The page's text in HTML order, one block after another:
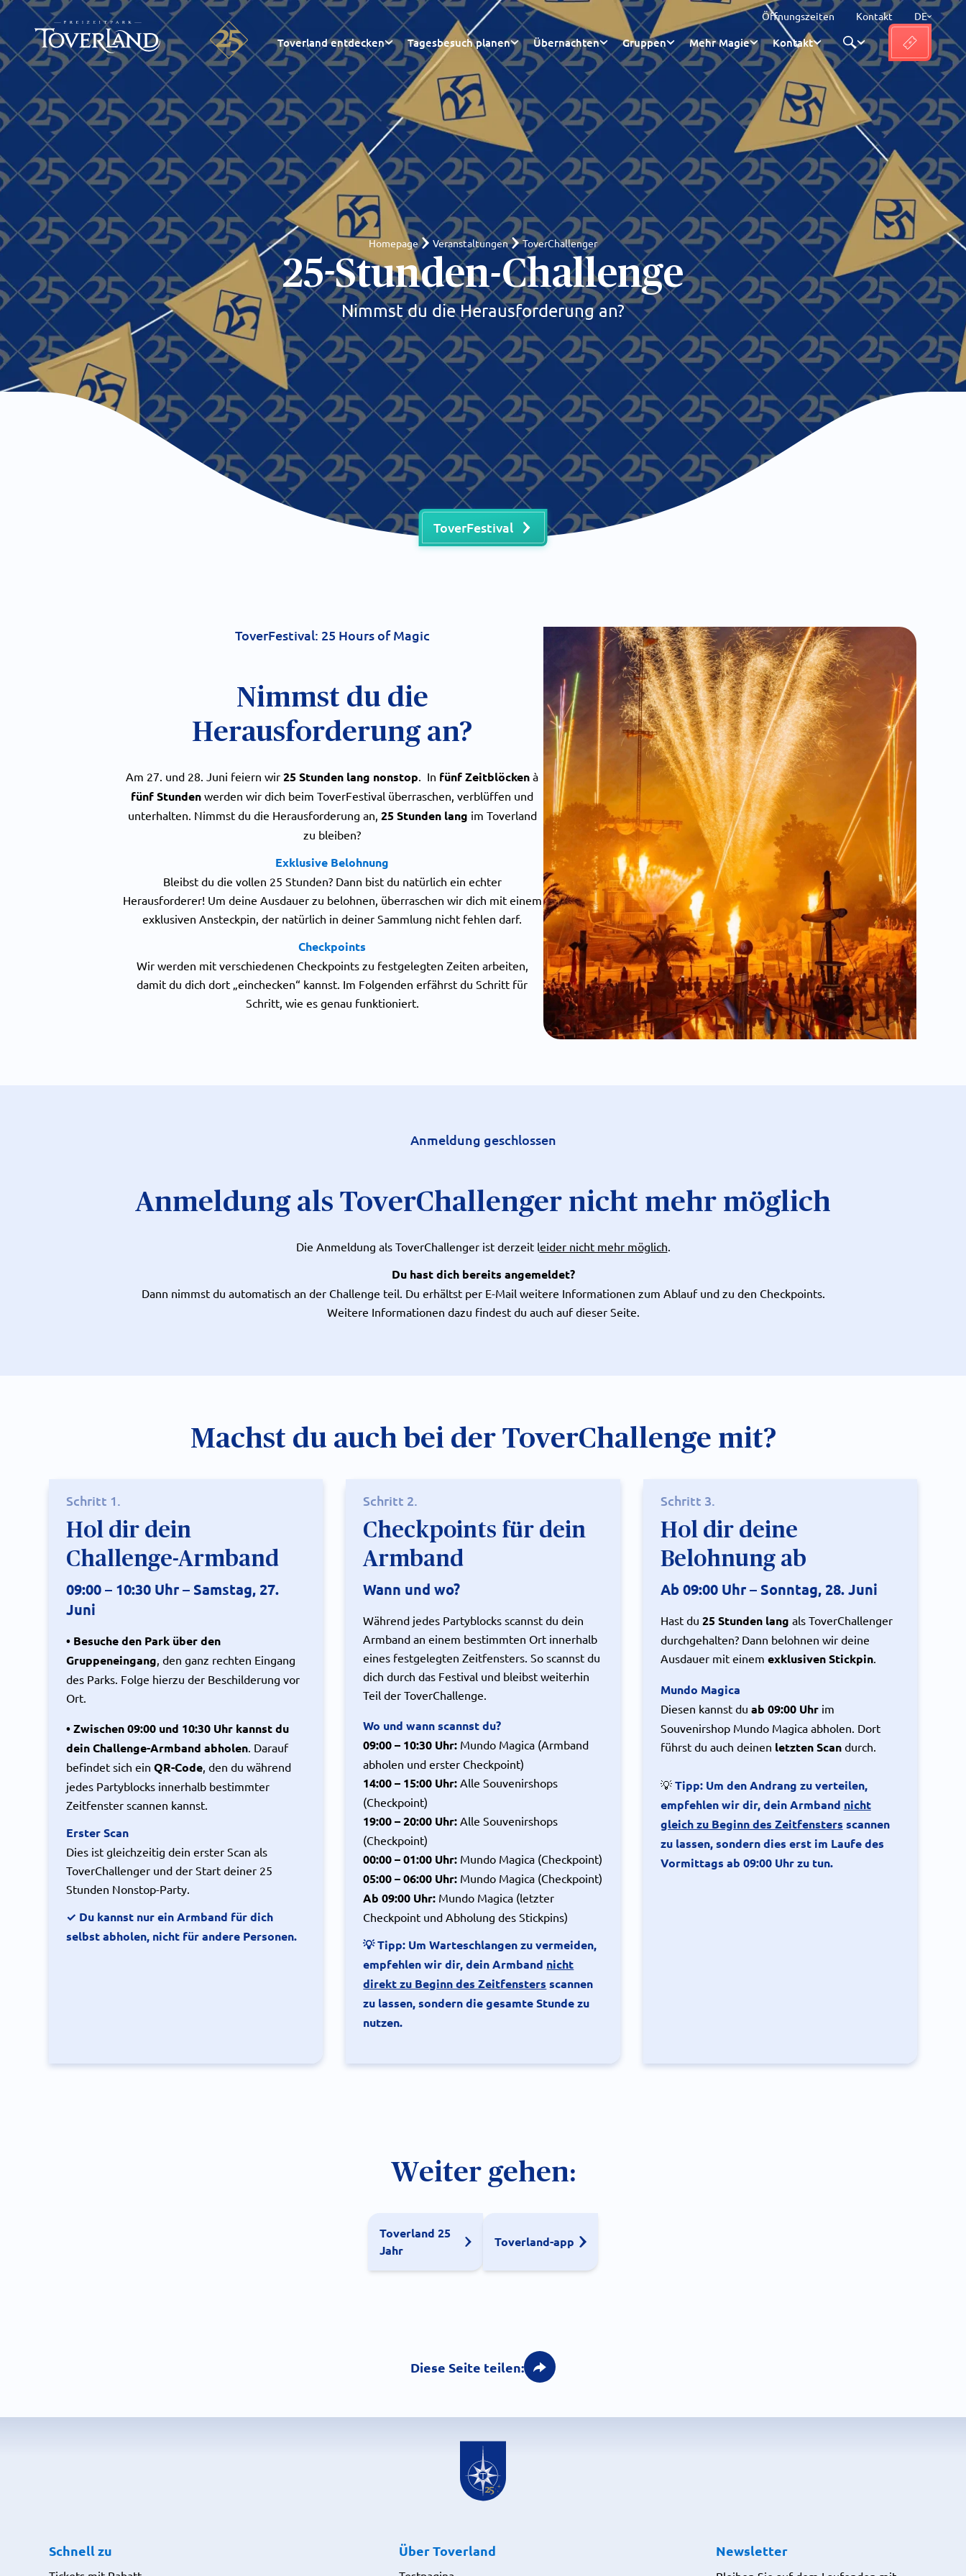
Öffnungszeiten Kontakt DE
Toverland entdecken Tagesbesuch planen Übernachten Gruppen Mehr Magie Kontakt
Homepage Veranstaltungen ToverChallenger
25-Stunden-Challenge
Nimmst du die Herausforderung an?
ToverFestival
ToverFestival: 25 Hours of Magic
Nimmst du die
Herausforderung an?
Am 27. und 28. Juni feiern wir25 Stunden lang nonstop. In fünf Zeitblöcken à
fünf Stunden werden wir dich beim ToverFestival überraschen, verblüffen und
unterhalten. Nimmst du die Herausforderung an, 25 Stunden lang im Toverland
zu bleiben?
Exklusive Belohnung
Bleibst du die vollen 25 Stunden? Dann bist du natürlich ein echter
Herausforderer! Um deine Ausdauer zu belohnen, überraschen wir dich mit einem
exklusiven Ansteckpin, der natürlich in deiner Sammlung nicht fehlen darf.
Checkpoints
Wir werden mit verschiedenen Checkpoints zu festgelegten Zeiten arbeiten,
damit du dich dort „einchecken“ kannst. Im Folgenden erfährst du Schritt für
Schritt, wie es genau funktioniert.
Anmeldung geschlossen
Anmeldung als ToverChallenger nicht mehr möglich
Die Anmeldung als ToverChallenger ist derzeit leider nicht mehr möglich.
Du hast dich bereits angemeldet?
Dann nimmst du automatisch an der Challenge teil. Du erhältst per E-Mail weitere Informationen zum Ablauf und zu den Checkpoints.
Weitere Informationen dazu findest du auch auf dieser Seite.
Machst du auch bei der ToverChallenge mit?
Schritt 1.
Hol dir dein
Challenge-Armband
09:00 – 10:30 Uhr – Samstag, 27.
Juni
• Besuche den Park über den
Gruppeneingang, den ganz rechten Eingang
des Parks. Folge hierzu der Beschilderung vor
Ort.
• Zwischen 09:00 und 10:30 Uhr kannst du
dein Challenge-Armband abholen. Darauf
befindet sich ein QR-Code, den du während
jedes Partyblocks innerhalb bestimmter
Zeitfenster scannen kannst.
Erster Scan
Dies ist gleichzeitig dein erster Scan als
ToverChallenger und der Start deiner 25
Stunden Nonstop-Party.
✓ Du kannst nur ein Armband für dich
selbst abholen, nicht für andere Personen.
Schritt 2.
Checkpoints für dein
Armband
Wann und wo?
Während jedes Partyblocks scannst du dein
Armband an einem bestimmten Ort innerhalb
eines festgelegten Zeitfensters. So scannst du
dich durch das Festival und bleibst weiterhin
Teil der ToverChallenge.
Wo und wann scannst du?
09:00 – 10:30 Uhr: Mundo Magica (Armband
abholen und erster Checkpoint)
14:00 – 15:00 Uhr: Alle Souvenirshops
(Checkpoint)
19:00 – 20:00 Uhr:Alle Souvenirshops
(Checkpoint)
00:00 – 01:00 Uhr: Mundo Magica (Checkpoint)
05:00 – 06:00 Uhr: Mundo Magica (Checkpoint)
Ab 09:00 Uhr: Mundo Magica (letzter
Checkpoint und Abholung des Stickpins)
💡 Tipp: Um Warteschlangen zu vermeiden,
empfehlen wir dir, dein Armband nicht
direkt zu Beginn des Zeitfensters scannen
zu lassen, sondern die gesamte Stunde zu
nutzen.
Schritt 3.
Hol dir deine
Belohnung ab
Ab 09:00 Uhr – Sonntag, 28. Juni
Hast du 25 Stunden lang als ToverChallenger
durchgehalten? Dann belohnen wir deine
Ausdauer mit einem exklusiven Stickpin.
Mundo Magica
Diesen kannst du ab 09:00 Uhrim
Souvenirshop Mundo Magica abholen. Dort
führst du auch deinen letzten Scandurch.
💡Tipp: Um den Andrang zu verteilen,
empfehlen wir dir, dein Armband nicht
gleich zu Beginn des Zeitfensters scannen
zu lassen, sondern dies erst im Laufe des
Vormittags ab 09:00 Uhr zu tun.
Weiter gehen:
Toverland 25
Jahr
Toverland-app
Diese Seite teilen:
Schnell zu Über Toverland Newsletter